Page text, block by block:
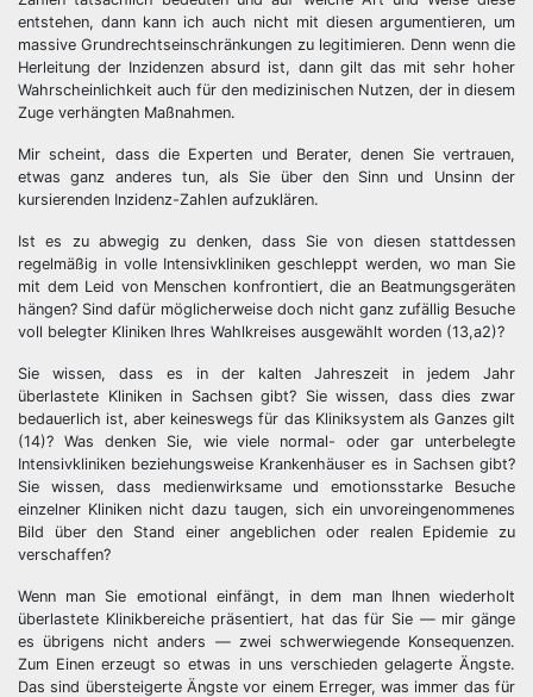
entstehen, dann kann ich auch nicht mit diesen argumentieren, um
massive Grundrechtseinschränkungen zu legitimieren. Denn wenn die
Herleitung der Inzidenzen absurd ist, dann gilt das mit sehr hoher
Wahrscheinlichkeit auch für den medizinischen Nutzen, der in diesem
Zuge verhängten Maßnahmen.
Mir scheint, dass die Experten und Berater, denen Sie vertrauen,
etwas ganz anderes tun, als Sie über den Sinn und Unsinn der
kursierenden Inzidenz-Zahlen aufzuklären.
Ist es zu abwegig zu denken, dass Sie von diesen stattdessen
regelmäßig in volle Intensivkliniken geschleppt werden, wo man Sie
mit dem Leid von Menschen konfrontiert, die an Beatmungsgeräten
hängen? Sind dafür möglicherweise doch nicht ganz zufällig Besuche
voll belegter Kliniken Ihres Wahlkreises ausgewählt worden (13,a2)?
Sie wissen, dass es in der kalten Jahreszeit in jedem Jahr
überlastete Kliniken in Sachsen gibt? Sie wissen, dass dies zwar
bedauerlich ist, aber keineswegs für das Kliniksystem als Ganzes gilt
(14)? Was denken Sie, wie viele normal- oder gar unterbelegte
Intensivkliniken beziehungsweise Krankenhäuser es in Sachsen gibt?
Sie wissen, dass medienwirksame und emotionsstarke Besuche
einzelner Kliniken nicht dazu taugen, sich ein unvoreingenommenes
Bild über den Stand einer angeblichen oder realen Epidemie zu
verschaffen?
Wenn man Sie emotional einfängt, in dem man Ihnen wiederholt
überlastete Klinikbereiche präsentiert, hat das für Sie — mir gänge
es übrigens nicht anders — zwei schwerwiegende Konsequenzen.
Zum Einen erzeugt so etwas in uns verschieden gelagerte Ängste.
Das sind übersteigerte Ängste vor einem Erreger, was immer das für